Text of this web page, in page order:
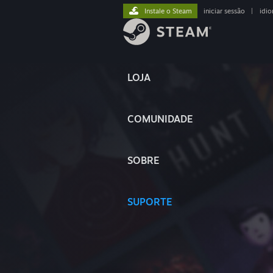
LOJA
COMUNIDADE
SOBRE
SUPORTE
Instale o Steam iniciar sessão